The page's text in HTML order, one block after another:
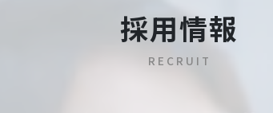
採用情報
RECRUIT